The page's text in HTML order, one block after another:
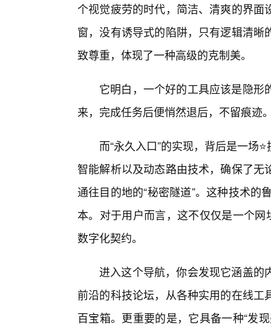
个视觉疲劳的时代，简洁、清爽的界
窗，没有诱导式的陷阱，只有逻辑清
致尊重，体现了一种高级的克制美。
它明白，一个好的工具应该是隐
来，完成任务后便悄然退后，不留痕迹
而“永久入口”的实现，背后是一场
智能解析以及动态路由技术，确保了
通往目的地的“秘密隧道”。这种技术的
本。对于用户而言，这不仅仅是一个
数字化契约。
进入这个导航，你会发现它涵盖的
前沿的科技论坛，从各种实用的在线
百宝箱。更重要的是，它具备一种“发